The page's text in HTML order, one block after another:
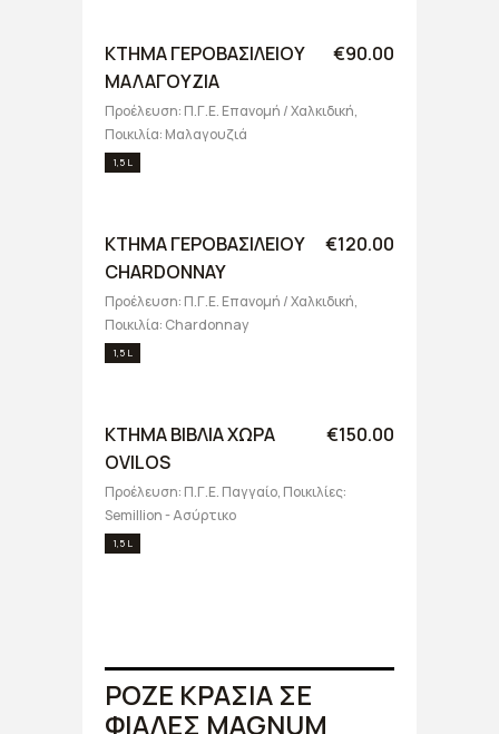
ΚΤΗΜΑ ΓΕΡΟΒΑΣΙΛΕΙΟΥ
ΜΑΛΑΓΟΥΖΙΑ
€90.00
Προέλευση: Π.Γ.Ε. Επανομή / Χαλκιδική,
Ποικιλία: Μαλαγουζιά
1,5 L
ΚΤΗΜΑ ΓΕΡΟΒΑΣΙΛΕΙΟΥ
CHARDONNAY
€120.00
Προέλευση: Π.Γ.Ε. Επανομή / Χαλκιδική,
Ποικιλία: Chardonnay
1,5 L
ΚΤΗΜΑ ΒΙΒΛΙΑ ΧΩΡΑ
OVILOS
€150.00
Προέλευση: Π.Γ.Ε. Παγγαίο, Ποικιλίες:
Semillion - Ασύρτικο
1,5 L
ΡΟΖΕ ΚΡΑΣΙΑ ΣΕ
ΦΙΑΛΕΣ MAGNUM